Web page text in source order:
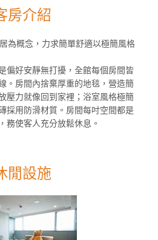
房介紹
為概念，力求簡單舒適以極簡風格
偏好安靜無打擾，全館每個房間皆
。房間內捨棄厚重的地毯，營造簡
壓力就像回到家裡；浴室風格極簡
採用防滑材質。房間每吋空間都是
務使客人充分放鬆休息。
閒設施